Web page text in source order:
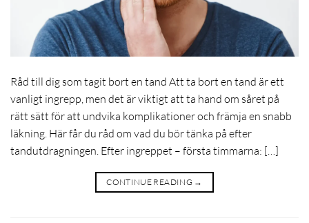
Råd till dig som tagit bort en tand Att ta bort en tand är ett
vanligt ingrepp, men det är viktigt att ta hand om såret på
rätt sätt för att undvika komplikationer och främja en snabb
läkning. Här får du råd om vad du bör tänka på efter
tandutdragningen. Efter ingreppet – första timmarna: […]
CONTINUE READING →